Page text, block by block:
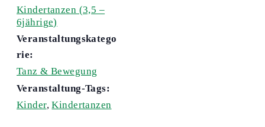
Kindertanzen (3,5 –
6jährige)
Veranstaltungskatego
rie:
Tanz & Bewegung
Veranstaltung-Tags:
Kinder,Kindertanzen